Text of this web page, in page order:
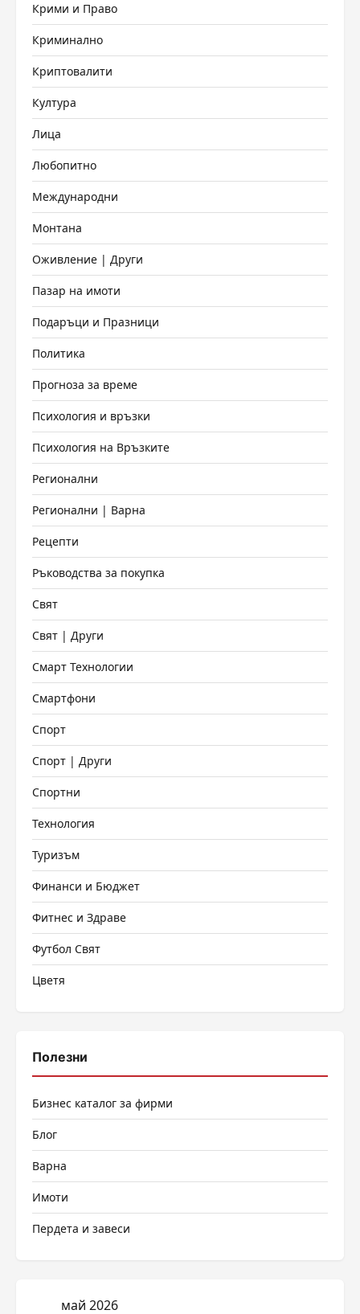
Крими и Право
Криминално
Криптовалити
Култура
Лица
Любопитно
Международни
Монтана
Оживление | Други
Пазар на имоти
Подаръци и Празници
Политика
Прогноза за време
Психология и връзки
Психология на Връзките
Регионални
Регионални | Варна
Рецепти
Ръководства за покупка
Свят
Свят | Други
Смарт Технологии
Смартфони
Спорт
Спорт | Други
Спортни
Технология
Туризъм
Финанси и Бюджет
Фитнес и Здраве
Футбол Свят
Цветя
Полезни
Бизнес каталог за фирми
Блог
Варна
Имоти
Пердета и завеси
май 2026